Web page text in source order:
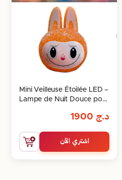
Mini Veilleuse Étoilée LED –
Lampe de Nuit Douce pour
Décoration Magique
د.ج
اشتري الآن